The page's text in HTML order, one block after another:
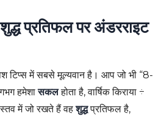
प्रतिफल पर अंडरराइट
टिप्स में सबसे मूल्यवान है। आप जो भी “8-
हमेशासकलहोता है, वार्षिक किराया ÷
में जो रखते हैं वहशुद्धप्रतिफल है,